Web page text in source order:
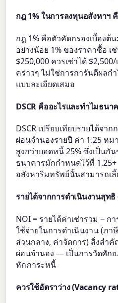
กฎ 1% ในการลงทุนอสังหาฯ
กฎ 1% คือตัวคัดกรองเบื้องต้
อย่างน้อย 1% ของราคาซื้อ เ
$250,000 ควรเช่าได้
คร่าวๆ ไม่ใช่การการันตีผล
แบบละเอียดเสมอ
DSCR คืออะไรและทำไมธน
DSCR เปรียบเทียบรายได้จา
ผ่อนจำนองรายปี ค่า 1.25 ห
สูงกว่ายอดหนี้ 25% ซึ่งเป็นกั
ธนาคารมักกำหนดไว้ที่ 1.25+
อสังหาริมทรัพย์นั้นสามารถเลี้
รายได้จากการดำเนินงานสุท
NOI = รายได้ค่าเช่ารวม − ก
ใช้จ่ายในการดำเนินงาน (ภา
ส่วนกลาง, ค่าจัดการ) สิ่งสำ
ผ่อนจำนอง — เป็นการวัดศัก
หักภาระหนี้
ควรใช้อัตราว่าง (Vacancy